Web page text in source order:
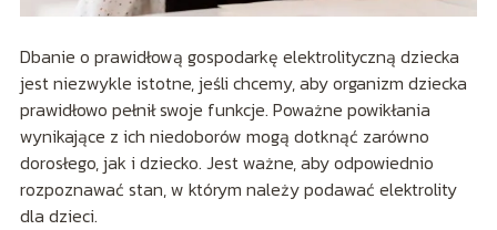
Dbanie o prawidłową gospodarkę elektrolityczną dziecka
jest niezwykle istotne, jeśli chcemy, aby organizm dziecka
prawidłowo pełnił swoje funkcje. Poważne powikłania
wynikające z ich niedoborów mogą dotknąć zarówno
dorosłego, jak i dziecko. Jest ważne, aby odpowiednio
rozpoznawać stan, w którym należy podawać elektrolity
dla dzieci.